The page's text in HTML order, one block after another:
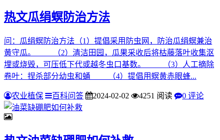
热文瓜绢螟防治方法
问：瓜绢螟防治方法（1）提倡采用防虫网，防治瓜绢螟兼治
黄守瓜。 （2）清洁田园，瓜果采收后将枯藤落叶收集沤
埋或烧毁，可压低下代或越冬虫口基数。 （3）人工摘除
卷叶：捏杀部分幼虫和蛹 （4）提倡用螟黄赤眼蜂...
农业植保 百科问答 2024-02-02 4251 阅读 0 评论